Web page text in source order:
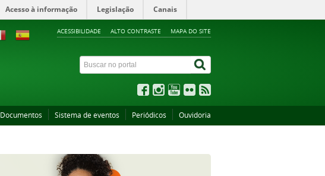
Acesso à informação Legislação Canais
ACESSIBILIDADE ALTO CONTRASTE MAPA DO SITE
Documentos Sistema de eventos Periódicos Ouvidoria